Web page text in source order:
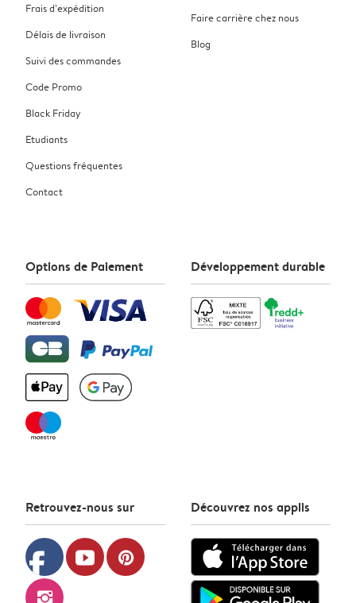
Frais d’expédition
Délais de livraison
Suivi des commandes
Code Promo
Black Friday
Etudiants
Questions fréquentes
Contact
Faire carrière chez nous
Blog
Options de Paiement Développement durable
Retrouvez-nous sur
facebook youtube pinterest
instagram
Découvrez nos applis